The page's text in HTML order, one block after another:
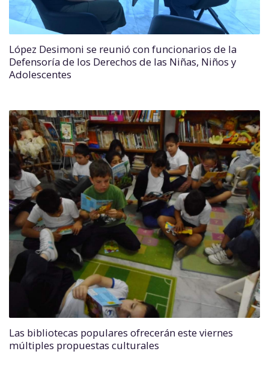
López Desimoni se reunió con funcionarios de la
Defensoría de los Derechos de las Niñas, Niños y
Adolescentes
Las bibliotecas populares ofrecerán este viernes
múltiples propuestas culturales